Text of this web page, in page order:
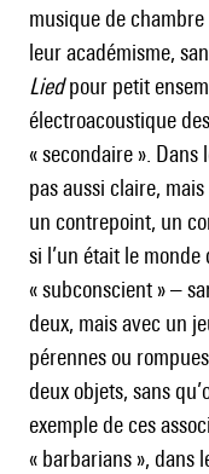
musique de
leur académisme,
Liedpour petit
électroacoustique des
« secondaire ».
pas aussi claire,
un contrepoint, un
si l’un était le
« subconscient » –
deux, mais avec un
pérennes ou
deux objets, sans
exemple de ces
« barbarians », dans